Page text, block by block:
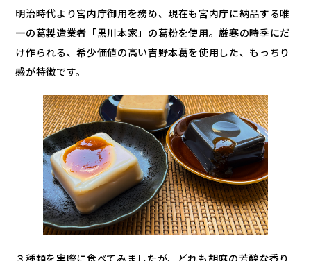
明治時代より宮内庁御用を務め、現在も宮内庁に納品する唯
一の葛製造業者「黒川本家」の葛粉を使用。厳寒の時季にだ
け作られる、希少価値の高い吉野本葛を使用した、もっちり
感が特徴です。
３種類を実際に食べてみましたが、どれも胡麻の芳醇な香り